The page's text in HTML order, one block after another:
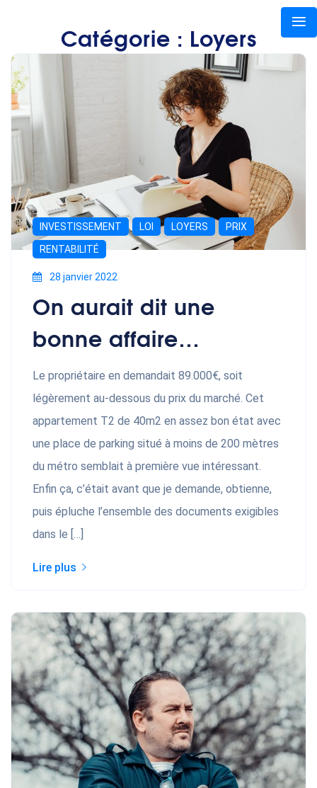
Catégorie : Loyers
INVESTISSEMENT LOI LOYERS
PRIX
RENTABILITÉ
28 janvier 2022
On aurait dit une
bonne affaire…
Le propriétaire en demandait 89.000€, soit
légèrement au-dessous du prix du marché. Cet
appartement T2 de 40m2 en assez bon état avec
une place de parking situé à moins de 200 mètres
du métro semblait à première vue intéressant.
Enfin ça, c’était avant que je demande, obtienne,
puis épluche l’ensemble des documents exigibles
dans le […]
Lire plus